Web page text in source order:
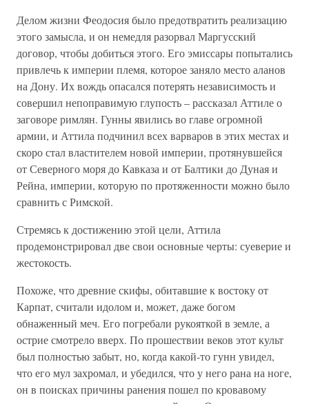
Делом жизни Феодосия было предотвратить реализацию
этого замысла, и он немедля разорвал Маргусский
договор, чтобы добиться этого. Его эмиссары попытались
привлечь к империи племя, которое заняло место аланов
на Дону. Их вождь опасался потерять независимость и
совершил непоправимую глупость – рассказал Аттиле о
заговоре римлян. Гунны явились во главе огромной
армии, и Аттила подчинил всех варваров в этих местах и
скоро стал властителем новой империи, протянувшейся
от Северного моря до Кавказа и от Балтики до Дуная и
Рейна, империи, которую по протяженности можно было
сравнить с Римской.
Стремясь к достижению этой цели, Аттила
продемонстрировал две свои основные черты: суеверие и
жестокость.
Похоже, что древние скифы, обитавшие к востоку от
Карпат, считали идолом и, может, даже богом
обнаженный меч. Его погребали рукояткой в земле, а
острие смотрело вверх. По прошествии веков этот культ
был полностью забыт, но, когда какой-то гунн увидел,
что его мул захромал, и убедился, что у него рана на ноге,
он в поисках причины ранения пошел по кровавому